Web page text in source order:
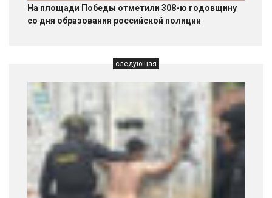
На площади Победы отметили 308-ю годовщину
со дня образования российской полиции
следующая